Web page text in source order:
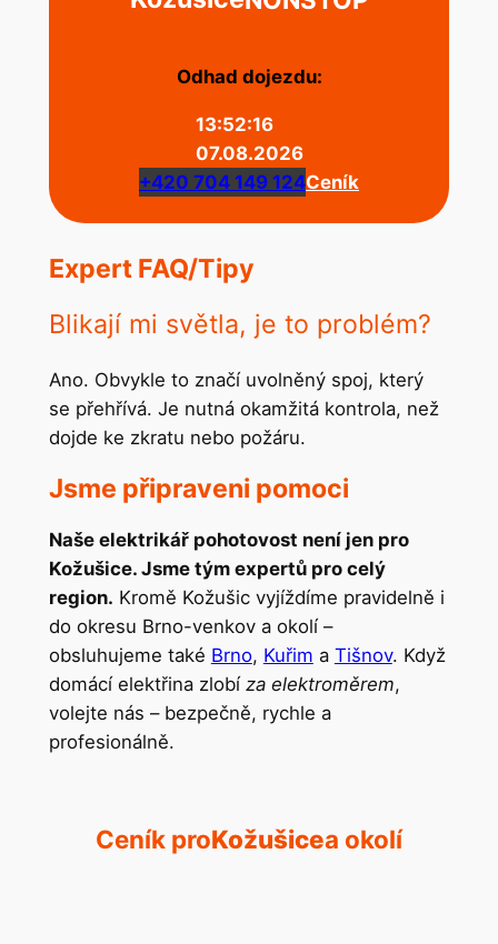
Odhad dojezdu:
13:52:16
07.08.2026
+420 704 149 124Ceník
Expert FAQ/Tipy
Blikají mi světla, je to problém?
Ano. Obvykle to značí uvolněný spoj, který
se přehřívá. Je nutná okamžitá kontrola, než
dojde ke zkratu nebo požáru.
Jsme připraveni pomoci
Naše elektrikář pohotovost není jen pro
Kožušice. Jsme tým expertů pro celý
region. Kromě Kožušic vyjíždíme pravidelně i
do okresu Brno-venkov a okolí –
obsluhujeme také Brno, Kuřim a Tišnov. Když
domácí elektřina zlobí za elektroměrem,
volejte nás – bezpečně, rychle a
profesionálně.
Ceník proKožušicea okolí